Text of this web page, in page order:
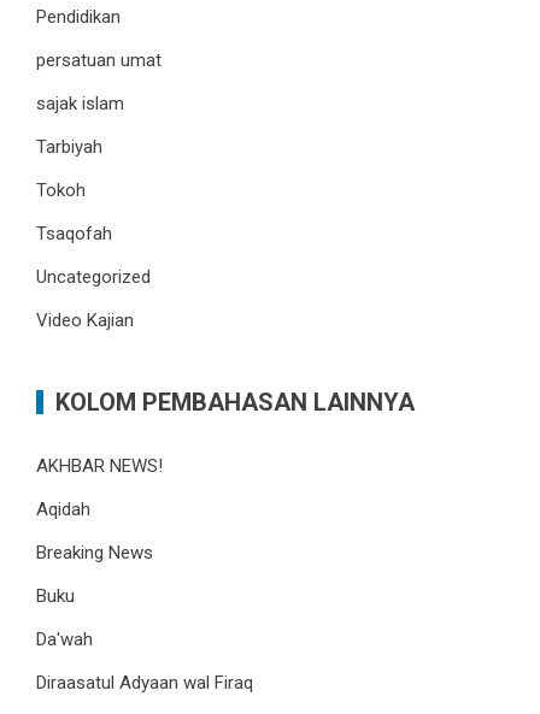
Pendidikan
persatuan umat
sajak islam
Tarbiyah
Tokoh
Tsaqofah
Uncategorized
Video Kajian
KOLOM PEMBAHASAN LAINNYA
AKHBAR NEWS!
Aqidah
Breaking News
Buku
Da'wah
Diraasatul Adyaan wal Firaq